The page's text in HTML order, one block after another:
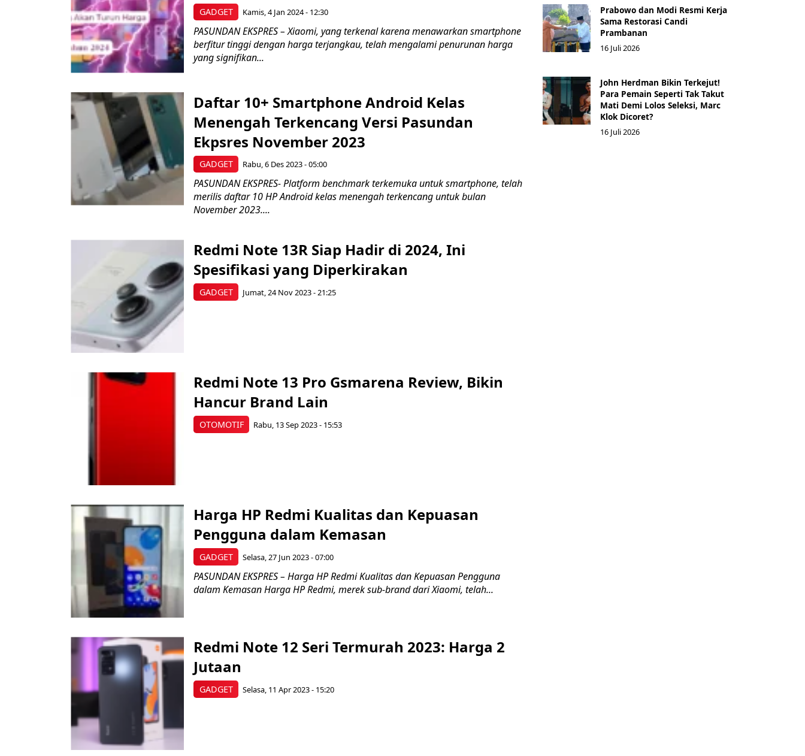
GADGET Kamis, 4 Jan 2024 - 12:30
PASUNDAN EKSPRES – Xiaomi, yang terkenal karena menawarkan smartphone
berfitur tinggi dengan harga terjangkau, telah mengalami penurunan harga
yang signifikan...
GADGET
Daftar 10+ Smartphone Android Kelas
Menengah Terkencang Versi Pasundan
Ekpsres November 2023
Rabu, 6 Des 2023 - 05:00
PASUNDAN EKSPRES- Platform benchmark terkemuka untuk smartphone, telah
merilis daftar 10 HP Android kelas menengah terkencang untuk bulan
November 2023....
GADGET
Redmi Note 13R Siap Hadir di 2024, Ini
Spesifikasi yang Diperkirakan
Jumat, 24 Nov 2023 - 21:25
OTOMOTIF
Redmi Note 13 Pro Gsmarena Review, Bikin
Hancur Brand Lain
Rabu, 13 Sep 2023 - 15:53
GADGET
Harga HP Redmi Kualitas dan Kepuasan
Pengguna dalam Kemasan
Selasa, 27 Jun 2023 - 07:00
PASUNDAN EKSPRES – Harga HP Redmi Kualitas dan Kepuasan Pengguna
dalam Kemasan Harga HP Redmi, merek sub-brand dari Xiaomi, telah...
GADGET
Redmi Note 12 Seri Termurah 2023: Harga 2
Jutaan
Selasa, 11 Apr 2023 - 15:20
Prabowo dan Modi Resmi Kerja
Sama Restorasi Candi
Prambanan
16 Juli 2026
John Herdman Bikin Terkejut!
Para Pemain Seperti Tak Takut
Mati Demi Lolos Seleksi, Marc
Klok Dicoret?
16 Juli 2026